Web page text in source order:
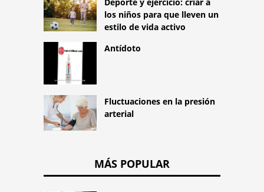
Deporte y ejercicio: criar a
los niños para que lleven un
estilo de vida activo
Antídoto
Fluctuaciones en la presión
arterial
MÁS POPULAR